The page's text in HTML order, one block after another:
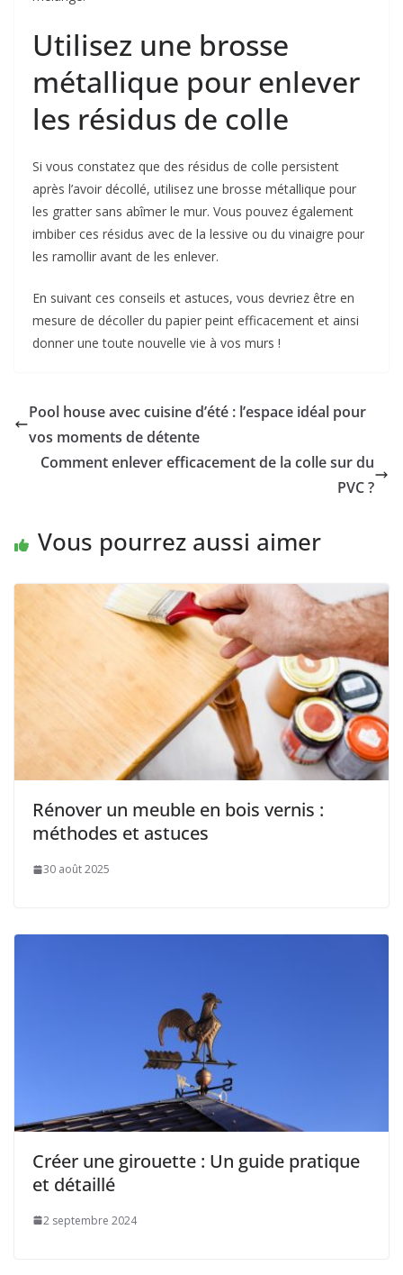
Utilisez une brosse
métallique pour enlever
les résidus de colle
Si vous constatez que des résidus de colle persistent
après l’avoir décollé, utilisez une brosse métallique pour
les gratter sans abîmer le mur. Vous pouvez également
imbiber ces résidus avec de la lessive ou du vinaigre pour
les ramollir avant de les enlever.
En suivant ces conseils et astuces, vous devriez être en
mesure de décoller du papier peint efficacement et ainsi
donner une toute nouvelle vie à vos murs !
Pool house avec cuisine d’été : l’espace idéal pour
vos moments de détente
Comment enlever efficacement de la colle sur du
PVC ?
Vous pourrez aussi aimer
Rénover un meuble en bois vernis :
méthodes et astuces
30 août 2025
Créer une girouette : Un guide pratique
et détaillé
2 septembre 2024